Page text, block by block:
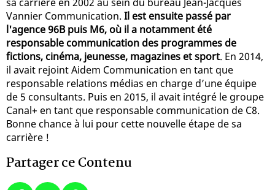
Vannier Communication. Il est ensuite passé par
l'agence 96B puis M6, où il a notamment été
responsable communication des programmes de
fictions, cinéma, jeunesse, magazines et sport. En 2014,
il avait rejoint Aidem Communication en tant que
responsable relations médias en charge d’une équipe
de 5 consultants. Puis en 2015, il avait intégré le groupe
Canal+ en tant que responsable communication de C8.
Bonne chance à lui pour cette nouvelle étape de sa
carrière !
Partager ce Contenu